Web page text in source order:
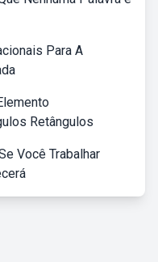
Para A
Retângulos
Você Trabalhar